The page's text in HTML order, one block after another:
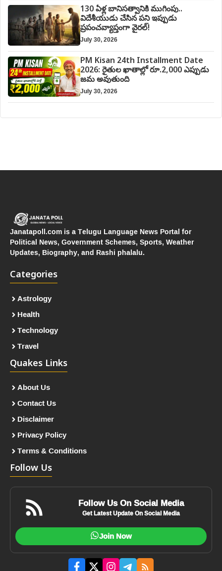
130 ఏళ్ల బానిసత్వానికి ముగింపు..
విదేశీయుడు చేసిన పని ఇప్పుడు
ప్రపంచవ్యాప్తంగా వైరల్!
July 30, 2026
PM Kisan 24th Installment Date
2026: రైతుల ఖాతాల్లో రూ.2,000 ఎప్పుడు
జమ అవుతుంది
July 30, 2026
Janatapoll.com is a Telugu Language News Portal for
Political News, Government Schemes, Sports, Weather
Updates, Biography, and Rashi phalalu.
Categories
Astrology
Health
Technology
Travel
Quakes Links
About Us
Contact Us
Disclaimer
Privacy Policy
Terms & Conditions
Follow Us
Follow Us On Social Media
Get Latest Update On Social Media
Join Now